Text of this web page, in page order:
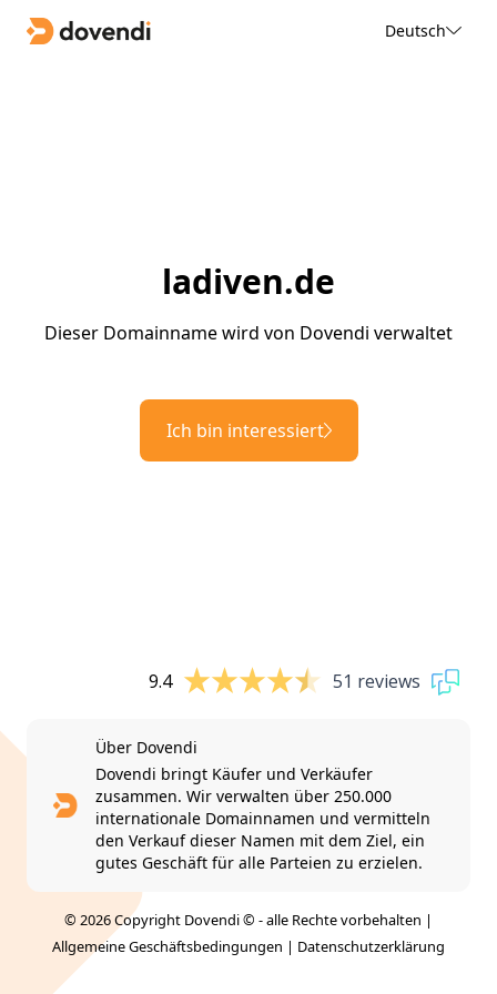
Deutsch
ladiven.de
Dieser Domainname wird von Dovendi verwaltet
Ich bin interessiert
9.4 51 reviews
Über Dovendi
Dovendi bringt Käufer und Verkäufer
zusammen. Wir verwalten über 250.000
internationale Domainnamen und vermitteln
den Verkauf dieser Namen mit dem Ziel, ein
gutes Geschäft für alle Parteien zu erzielen.
© 2026 Copyright Dovendi © - alle Rechte vorbehalten |
Allgemeine Geschäftsbedingungen | Datenschutzerklärung